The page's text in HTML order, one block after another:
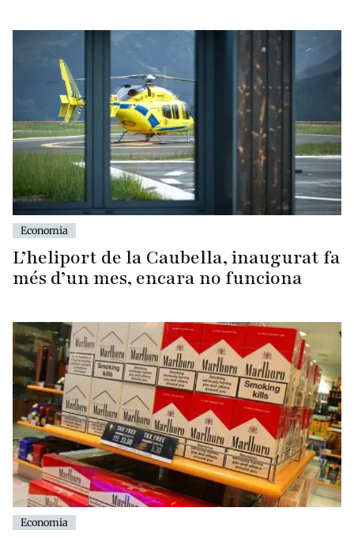
Economia
L’heliport de la Caubella, inaugurat fa
més d’un mes, encara no funciona
Economia